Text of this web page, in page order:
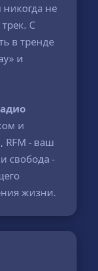
никогда не
С
в тренде
и
и
- ваш
свобода -
жизни.